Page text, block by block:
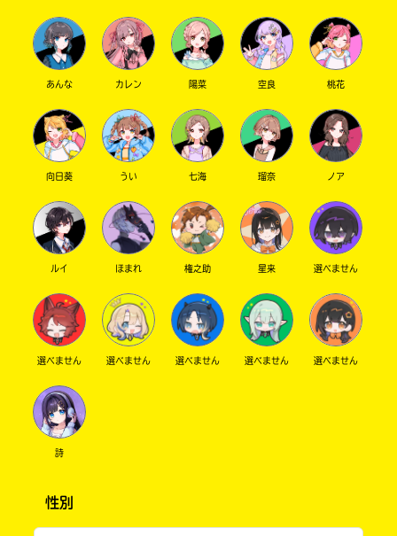
感じ。
わたあめといえば、シナモンロールとえむちゃ
私も推しはえむちゃん！可愛いよね！！？
紫羽へ
やった〜！2問合ってた！
③はガチャのやつでもみた〜
④はとりあえず辛いんだね…まふゆちゃんそう
いう子だったんだ…
プロセカ部、入らせて！
コロロさんへ
遅くなって申し訳ないいいいい…
【歴バス15万部突破に何か一言！】です〜！
もしよかったら答えてね！
ゆうたんへ
あんな カレン 陽菜 空良 桃花
向日葵 うい 七海 瑠奈 ノア
ルイ ほまれ 権之助 星来 選べません
選べません 選べません 選べません 選べません 選べません
詩
性別